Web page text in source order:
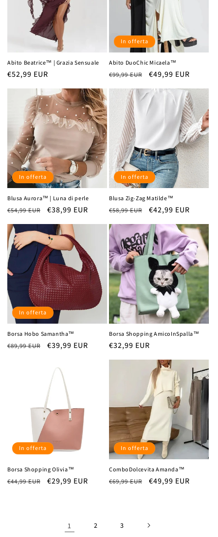
n
e
:
Abito Beatrice™ | Grazia Sensuale
Prezzo
listino
€52,99 EUR
In offerta
Abito DuoChic Micaela™
Prezzo
listino
€99,99 EUR
Prezzo
€49,99 EUR
In offerta
Blusa Aurora™ | Luna di perle
Prezzo
listino
€54,99 EUR
Prezzo
€38,99 EUR
In offerta
Blusa Zig-Zag Matilde™
Prezzo
listino
€58,99 EUR
Prezzo
€42,99 EUR
In offerta
Borsa Hobo Samantha™
Prezzo
€89,99 EUR
Prezzo
€39,99 EUR
Borsa Shopping AmicoInSpalla™
Prezzo
€32,99 EUR
In offerta
Borsa Shopping Olivia™
Prezzo
€44,99 EUR
Prezzo
€29,99 EUR
In offerta
ComboDolcevita Amanda™
Prezzo
€69,99 EUR
Prezzo
€49,99 EUR
1 2 3